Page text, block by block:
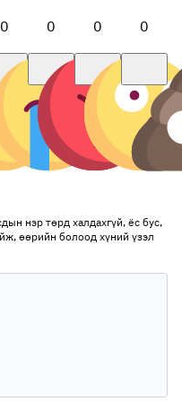
0 0 0 0
нэр төрд халдахгүй, ёс бус,
өөрийн болоод хүний үзэл